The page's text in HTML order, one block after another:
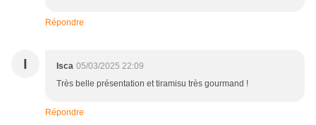
Répondre
I Isca 05/03/2025 22:09
Très belle présentation et tiramisu très gourmand !
Répondre